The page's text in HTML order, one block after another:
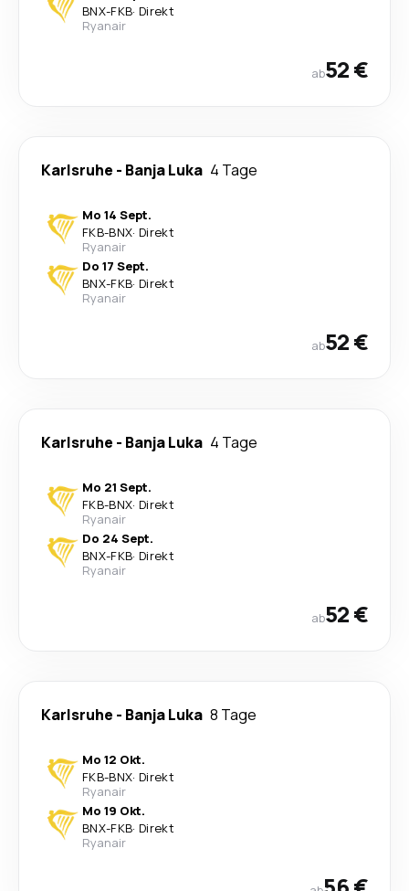
BNX-FKB· Direkt
Ryanair
ab52 €
Karlsruhe - Banja Luka 4 Tage
Mo 14 Sept.
FKB-BNX· Direkt
Ryanair
Do 17 Sept.
BNX-FKB· Direkt
Ryanair
ab52 €
Karlsruhe - Banja Luka 4 Tage
Mo 21 Sept.
FKB-BNX· Direkt
Ryanair
Do 24 Sept.
BNX-FKB· Direkt
Ryanair
ab52 €
Karlsruhe - Banja Luka 8 Tage
Mo 12 Okt.
FKB-BNX· Direkt
Ryanair
Mo 19 Okt.
BNX-FKB· Direkt
Ryanair